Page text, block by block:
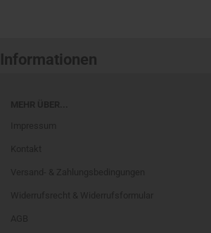
Informationen